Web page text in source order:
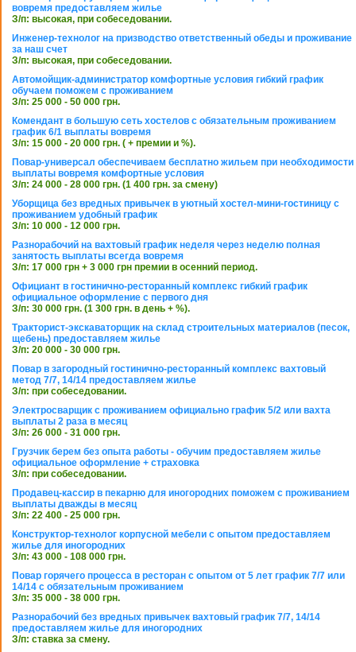
вовремя предоставляем жилье
З/п: высокая, при собеседовании.
Инженер-технолог на призводство ответственный обеды и проживание
за наш счет
З/п: высокая, при собеседовании.
Автомойщик-администратор комфортные условия гибкий график
обучаем поможем с проживанием
З/п: 25 000 - 50 000 грн.
Комендант в большую сеть хостелов с обязательным проживанием
график 6/1 выплаты вовремя
З/п: 15 000 - 20 000 грн. ( + премии и %).
Повар-универсал обеспечиваем бесплатно жильем при необходимости
выплаты вовремя комфортные условия
З/п: 24 000 - 28 000 грн. (1 400 грн. за смену)
Уборщица без вредных привычек в уютный хостел-мини-гостиницу с
проживанием удобный график
З/п: 10 000 - 12 000 грн.
Разнорабочий на вахтовый график неделя через неделю полная
занятость выплаты всегда вовремя
З/п: 17 000 грн + 3 000 грн премии в осенний период.
Официант в гостинично-ресторанный комплекс гибкий график
официальное оформление с первого дня
З/п: 30 000 грн. (1 300 грн. в день + %).
Тракторист-экскаваторщик на склад строительных материалов (песок,
щебень) предоставляем жилье
З/п: 20 000 - 30 000 грн.
Повар в загородный гостинично-ресторанный комплекс вахтовый
метод 7/7, 14/14 предоставляем жилье
З/п: при собеседовании.
Электросварщик с проживанием официально график 5/2 или вахта
выплаты 2 раза в месяц
З/п: 26 000 - 31 000 грн.
Грузчик берем без опыта работы - обучим предоставляем жилье
официальное оформление + страховка
З/п: при собеседовании.
Продавец-кассир в пекарню для иногородних поможем с проживанием
выплаты дважды в месяц
З/п: 22 400 - 25 000 грн.
Конструктор-технолог корпусной мебели с опытом предоставляем
жилье для иногородних
З/п: 43 000 - 108 000 грн.
Повар горячего процесса в ресторан с опытом от 5 лет график 7/7 или
14/14 с обязательным проживанием
З/п: 35 000 - 38 000 грн.
Разнорабочий без вредных привычек вахтовый график 7/7, 14/14
предоставляем жилье для иногородних
З/п: ставка за смену.